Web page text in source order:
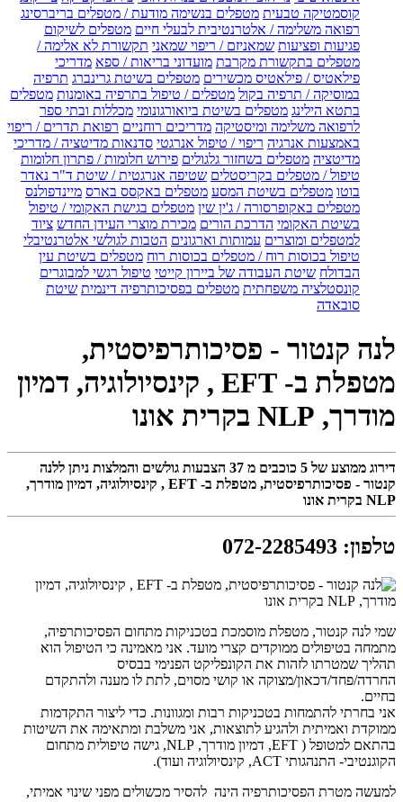
קוסמטיקה טבעית מטפלים בנשימה מודעת / מטפלים בריברסינג
רפואה משלימה / אלטרנטיבית לבעלי חיים מטפלים לשיקום
פגיעות ופציעות שמאניזם / ריפוי שמאני תקשורת לא אלימה /
מטפלים בתקשורת מקרבת מועדוני בריאות / ספא מדריכי
פילאטיס / פילאטיס מכשירים מטפלים בשיטת גרינברג תרפיה
במוסיקה / תרפיה בקול מטפלים / טיפול בתרפיה באומנות מטפלים
בתטא הילינג מטפלים בשיטת ביואורגונומי מכללות ובתי ספר
לרפואה משלימה ומיסטיקה מדריכים רוחניים רפואת תדרים / ריפוי
באמצעות אנרגיה ריפוי / טיפול אנרגטי סדנאות מדיטציה / מדריכי
מדיטציה מטפלים בשחזור גלגולים פירוש חלומות / פתרון חלומות
טיפול / מטפלים בקריסטלים שטיפה אנרגטית / שיטת ד"ר נאדר
בוטו מטפלים בשיטת המסע מטפלים באקסס בארס מיינדפולנס
מטפלים באקופרסורה / ג'ין שין מטפלים בגישת האקומי / טיפול
בשיטת האקומי הדרכת הורים מכירת מוצרי העידן החדש ציוד
למטפלים ומוצרים עמותות וארגונים הטבות לגולשי אלטרנטיבלי
טיפול בכוסות רוח / מטפלים בכוסות רוח מטפלים בשיטת עין
הבדולח שיטת העבודה של ביירון קייטי טיפול רגשי למבוגרים
קונסטלציה משפחתית מטפלים בפסיכותרפיה דינמית שיטת
סובאדה
לנה קנטור - פסיכותרפיסטית,
מטפלת ב- EFT , קינסיולוגיה, דמיון
מודרך, NLP בקרית אונו
דירוג ממוצע של 5 כוכבים מ 37 הצבעות גולשים והמלצות ניתן ללנה
קנטור - פסיכותרפיסטית, מטפלת ב- EFT , קינסיולוגיה, דמיון מודרך,
NLP בקרית אונו
טלפון:
072-2285493
שמי לנה קנטור, מטפלת מוסמכת בטכניקות מתחום הפסיכותרפיה,
מתמחה בטיפולים ממוקדים קצרי מועד. אני מאמינה כי הטיפול הוא
תהליך שמטרתו לזהות את הקונפליקט הפנימי בבסיס
החרדה/פחד/דכאון/מצוקה או קושי מסוים, לתת לו מענה ולהתקדם
בחיים.
אני בחרתי להתמחות בטכניקות רבות ומגוונות. כדי ליצור התקדמות
ממוקדת ואמיתית ולהגיע לתוצאות, אני משלבת ומתאימה את השיטות
בהתאם למטופל ( EFT, דמיון מודרך, NLP, גישה טיפולית מתחום
הקוגנטיבי- התנהגותי ACT, קינסיולוגיה ועוד).
למעשה מטרת הפסיכותרפיה הינה להסיר מכשולים מפני שינוי אמיתי,